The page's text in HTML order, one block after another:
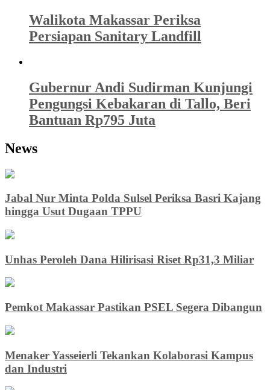
Walikota Makassar Periksa
Persiapan Sanitary Landfill
Gubernur Andi Sudirman Kunjungi
Pengungsi Kebakaran di Tallo, Beri
Bantuan Rp795 Juta
News
Jabal Nur Minta Polda Sulsel Periksa Basri Kajang
hingga Usut Dugaan TPPU
Unhas Peroleh Dana Hilirisasi Riset Rp31,3 Miliar
Pemkot Makassar Pastikan PSEL Segera Dibangun
Menaker Yasseierli Tekankan Kolaborasi Kampus
dan Industri